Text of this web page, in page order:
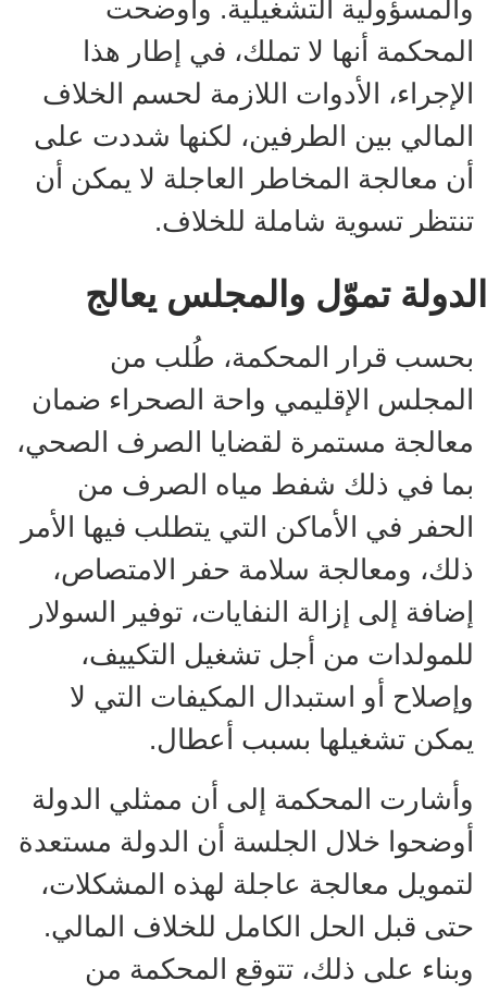
والمسؤولية التشغيلية. وأوضحت
المحكمة أنها لا تملك، في إطار هذا
الإجراء، الأدوات اللازمة لحسم الخلاف
المالي بين الطرفين، لكنها شددت على
أن معالجة المخاطر العاجلة لا يمكن أن
تنتظر تسوية شاملة للخلاف.
الدولة تموّل والمجلس يعالج
بحسب قرار المحكمة، طُلب من
المجلس الإقليمي واحة الصحراء ضمان
معالجة مستمرة لقضايا الصرف الصحي،
بما في ذلك شفط مياه الصرف من
الحفر في الأماكن التي يتطلب فيها الأمر
ذلك، ومعالجة سلامة حفر الامتصاص،
إضافة إلى إزالة النفايات، توفير السولار
للمولدات من أجل تشغيل التكييف،
وإصلاح أو استبدال المكيفات التي لا
يمكن تشغيلها بسبب أعطال.
وأشارت المحكمة إلى أن ممثلي الدولة
أوضحوا خلال الجلسة أن الدولة مستعدة
لتمويل معالجة عاجلة لهذه المشكلات،
حتى قبل الحل الكامل للخلاف المالي.
وبناء على ذلك، تتوقع المحكمة من